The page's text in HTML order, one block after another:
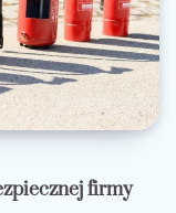
firmy